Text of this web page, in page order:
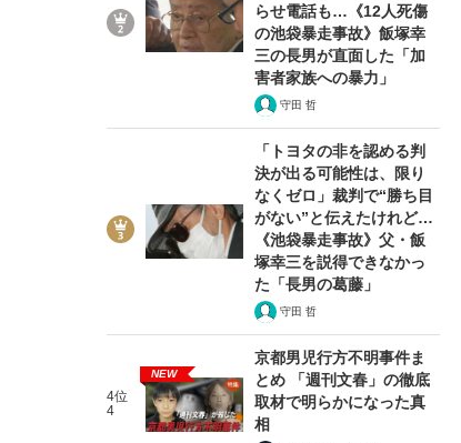
》RM→渋谷で飲み会、JIN→伊豆の...
らせ電話も…《12人死傷
の池袋暴走事故》飯塚幸
三の長男が直面した「加
害者家族への暴力」
守田 哲
「トヨタの非を認める判
決が出る可能性は、限り
なくゼロ」裁判で“勝ち目
がない”と伝えたけれど…
《池袋暴走事故》父・飯
塚幸三を説得できなかっ
た「長男の葛藤」
守田 哲
4位
4
NEW
京都男児行方不明事件ま
とめ 「週刊文春」の徹底
取材で明らかになった真
相